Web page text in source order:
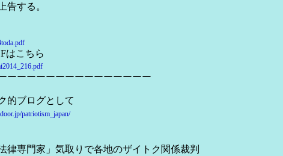
告する。
こちら
ーーーーーーーーーーーーーー
的ブログとして
patriotism_japan/
専門家」気取りで各地のザイトク関係裁判